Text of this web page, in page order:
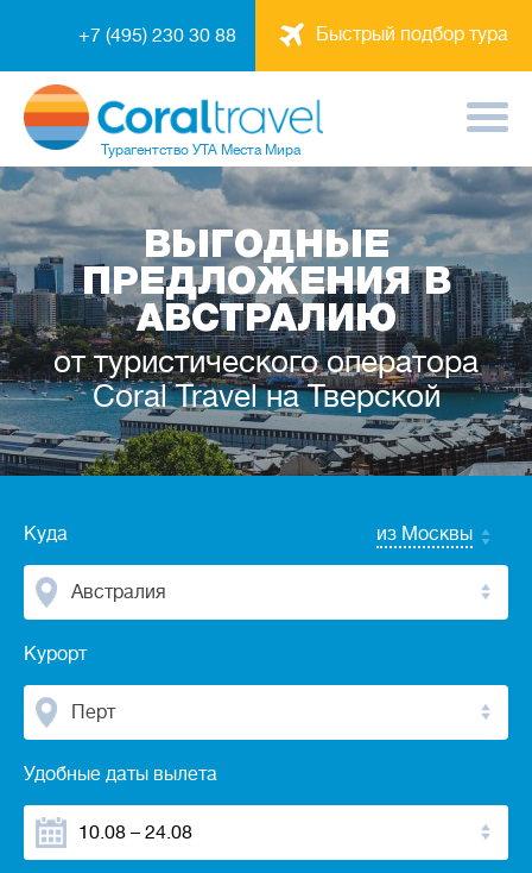
Быстрый подбор тура
+7 (495) 230 30 88
Турагентство УТА Места Мира
ВЫГОДНЫЕ
ПРЕДЛОЖЕНИЯ В
АВСТРАЛИЮ
от туристического оператора
Coral Travel на Тверской
Куда из Москвы
Австралия
Курорт
Перт
Удобные даты вылета